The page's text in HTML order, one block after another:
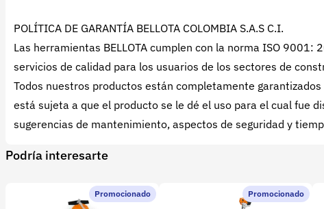
POLÍTICA DE GARANTÍA BELLOTA COLOMBIA S.A.S C.I.
Las herramientas BELLOTA cumplen con la norma ISO
servicios de calidad para los usuarios de los sectores de
Todos nuestros productos están completamente
está sujeta a que el producto se le dé el uso para el cual fue
sugerencias de mantenimiento, aspectos de seguridad y
Podría interesarte
Promocionado Promocionado